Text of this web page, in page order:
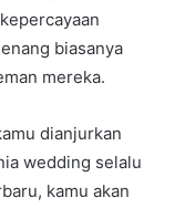
biasanya
mereka.
dianjurkan
wedding selalu
kamu akan